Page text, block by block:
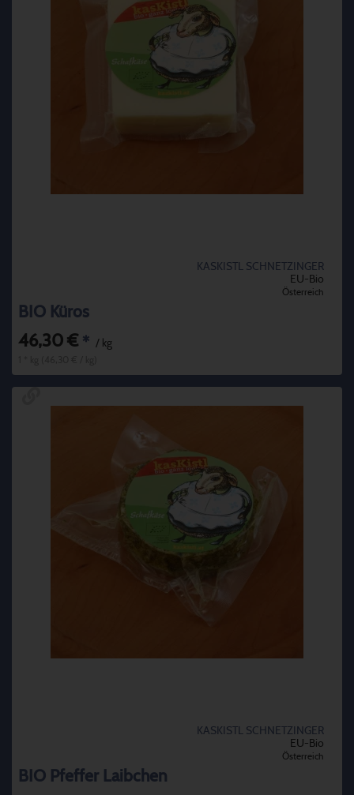
KASKISTL SCHNETZINGER
EU-Bio
Österreich
BIO Küros
46,30 € * / kg
KASKISTL SCHNETZINGER
EU-Bio
Österreich
BIO Pfeffer Laibchen